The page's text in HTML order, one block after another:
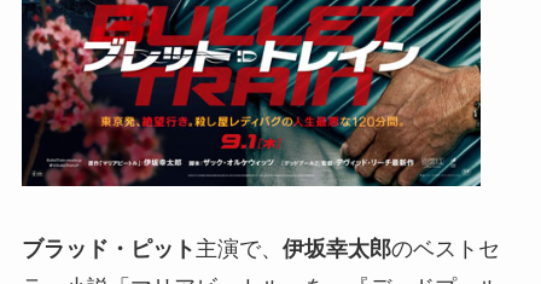
ブラッド・ピット 主演で、 伊坂幸太郎のベストセ